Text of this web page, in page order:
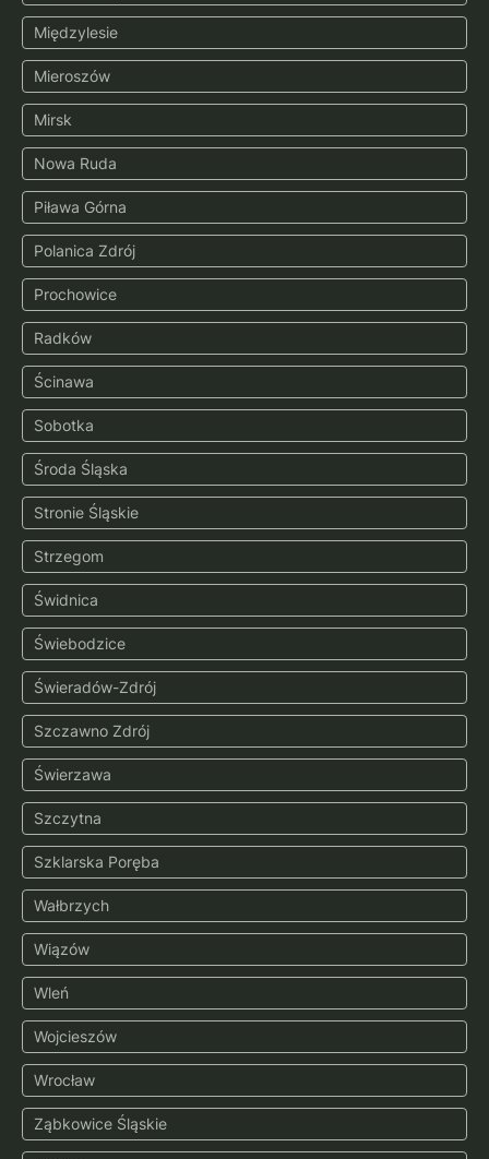
Międzylesie
Mieroszów
Mirsk
Nowa Ruda
Piława Górna
Polanica Zdrój
Prochowice
Radków
Ścinawa
Sobotka
Środa Śląska
Stronie Śląskie
Strzegom
Świdnica
Świebodzice
Świeradów-Zdrój
Szczawno Zdrój
Świerzawa
Szczytna
Szklarska Poręba
Wałbrzych
Wiązów
Wleń
Wojcieszów
Wrocław
Ząbkowice Śląskie